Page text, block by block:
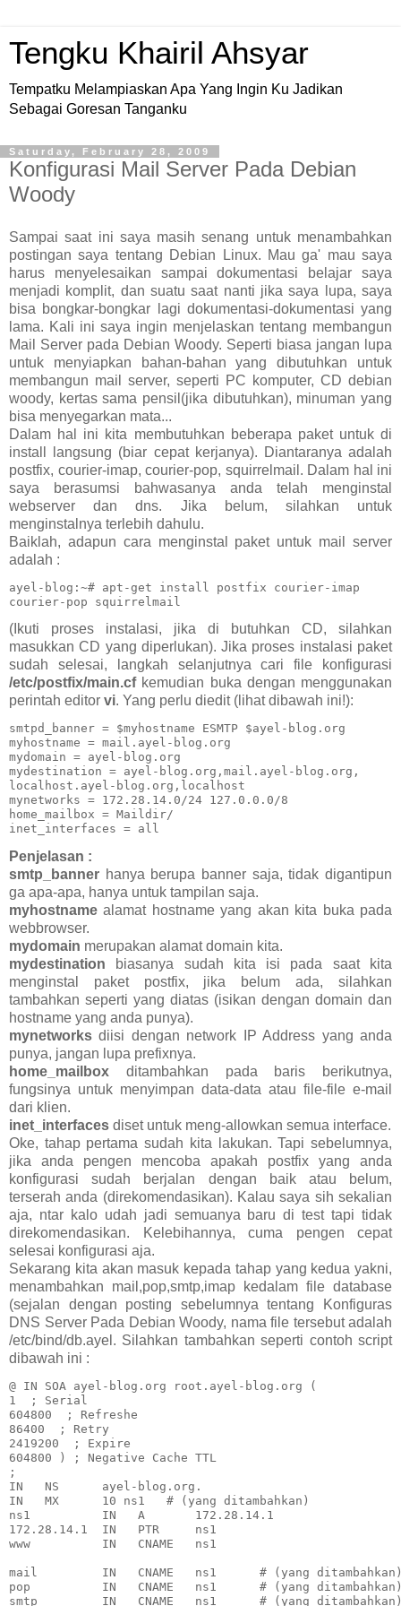
Tengku Khairil Ahsyar
Tempatku Melampiaskan Apa Yang Ingin Ku Jadikan
Sebagai Goresan Tanganku
Saturday, February 28, 2009
Konfigurasi Mail Server Pada Debian
Woody
Sampai saat ini saya masih senang untuk menambahkan
postingan saya tentang Debian Linux. Mau ga' mau saya
harus menyelesaikan sampai dokumentasi belajar saya
menjadi komplit, dan suatu saat nanti jika saya lupa, saya
bisa bongkar-bongkar lagi dokumentasi-dokumentasi yang
lama. Kali ini saya ingin menjelaskan tentang membangun
Mail Server pada Debian Woody. Seperti biasa jangan lupa
untuk menyiapkan bahan-bahan yang dibutuhkan untuk
membangun mail server, seperti PC komputer, CD debian
woody, kertas sama pensil(jika dibutuhkan), minuman yang
bisa menyegarkan mata...
Dalam hal ini kita membutuhkan beberapa paket untuk di
install langsung (biar cepat kerjanya). Diantaranya adalah
postfix, courier-imap, courier-pop, squirrelmail. Dalam hal ini
saya berasumsi bahwasanya anda telah menginstal
webserver dan dns. Jika belum, silahkan untuk
menginstalnya terlebih dahulu.
Baiklah, adapun cara menginstal paket untuk mail server
adalah :
ayel-blog:~# apt-get install postfix courier-imap
courier-pop squirrelmail
(Ikuti proses instalasi, jika di butuhkan CD, silahkan
masukkan CD yang diperlukan). Jika proses instalasi paket
sudah selesai, langkah selanjutnya cari file konfigurasi
/etc/postfix/main.cfkemudian buka dengan menggunakan
perintah editor vi. Yang perlu diedit (lihat dibawah ini!):
smtpd_banner = $myhostname ESMTP $ayel-blog.org
myhostname = mail.ayel-blog.org
mydomain = ayel-blog.org
mydestination = ayel-blog.org,mail.ayel-blog.org,
localhost.ayel-blog.org,localhost
mynetworks = 172.28.14.0/24 127.0.0.0/8
home_mailbox = Maildir/
inet_interfaces = all
Penjelasan :
smtp_banner hanya berupa banner saja, tidak digantipun
ga apa-apa, hanya untuk tampilan saja.
myhostname alamat hostname yang akan kita buka pada
webbrowser.
mydomain merupakan alamat domain kita.
mydestination biasanya sudah kita isi pada saat kita
menginstal paket postfix, jika belum ada, silahkan
tambahkan seperti yang diatas (isikan dengan domain dan
hostname yang anda punya).
mynetworks diisi dengan network IP Address yang anda
punya, jangan lupa prefixnya.
home_mailbox ditambahkan pada baris berikutnya,
fungsinya untuk menyimpan data-data atau file-file e-mail
dari klien.
inet_interfaces diset untuk meng-allowkan semua interface.
Oke, tahap pertama sudah kita lakukan. Tapi sebelumnya,
jika anda pengen mencoba apakah postfix yang anda
konfigurasi sudah berjalan dengan baik atau belum,
terserah anda (direkomendasikan). Kalau saya sih sekalian
aja, ntar kalo udah jadi semuanya baru di test tapi tidak
direkomendasikan. Kelebihannya, cuma pengen cepat
selesai konfigurasi aja.
Sekarang kita akan masuk kepada tahap yang kedua yakni,
menambahkan mail,pop,smtp,imap kedalam file database
(sejalan dengan posting sebelumnya tentang Konfiguras
DNS Server Pada Debian Woody, nama file tersebut adalah
/etc/bind/db.ayel. Silahkan tambahkan seperti contoh script
dibawah ini :
@ IN SOA ayel-blog.org root.ayel-blog.org (
1  ; Serial
604800  ; Refreshe
86400  ; Retry
2419200  ; Expire
604800 ) ; Negative Cache TTL
;
IN   NS      ayel-blog.org.
IN   MX      10 ns1   # (yang ditambahkan)
ns1          IN   A       172.28.14.1
172.28.14.1  IN   PTR     ns1
www          IN   CNAME   ns1
mail         IN   CNAME   ns1      # (yang
pop          IN   CNAME   ns1      # (yang
smtp         IN   CNAME   ns1      # (yang